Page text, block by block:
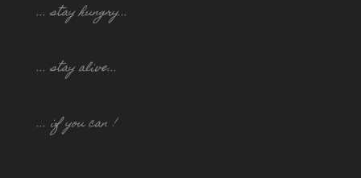
... stay hungry...
... stay alive...
... if you can !